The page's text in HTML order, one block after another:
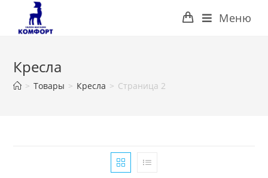
Перейти
содержимому
Меню
Кресла
> Товары > Кресла > Страница 2